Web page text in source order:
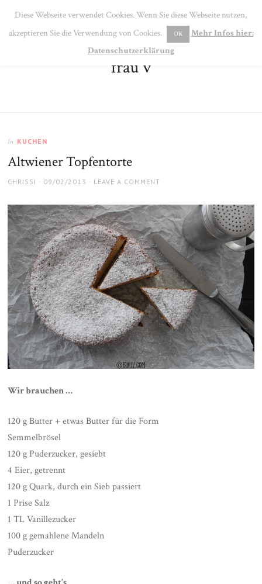
MENU
frau v
In KUCHEN
Altwiener Topfentorte
AUTHOR
CHRISSI
POSTED
09/02/2013 LEAVE A COMMENT
Wir brauchen …
120 g Butter + etwas Butter für die Form
Semmelbrösel
120 g Puderzucker, gesiebt
4 Eier, getrennt
120 g Quark, durch ein Sieb passiert
1 Prise Salz
1 TL Vanillezucker
100 g gemahlene Mandeln
Puderzucker
Diese Webseite verwendet Cookies. Wenn Sie diese Webseite nutzen,
akzeptieren Sie die Verwendung von Cookies.
OK
Mehr Infos hier:
Datenschutzerklärung